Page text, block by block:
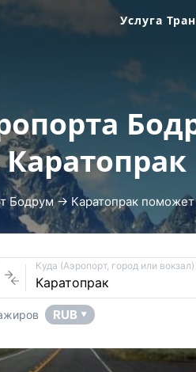
Услуга
Бодрум → Каратопрак
Куда (Аэропорт, город или вокзал)
RUB ▼